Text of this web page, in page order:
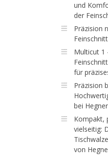
und
der
Präzision
Multicut 1
für
Präzision
bei Hegner
Kompakt,
vielseitig:
von